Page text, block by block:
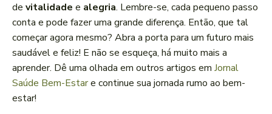
de vitalidade e alegria. Lembre-se, cada pequeno passo
conta e pode fazer uma grande diferença. Então, que tal
começar agora mesmo? Abra a porta para um futuro mais
saudável e feliz! E não se esqueça, há muito mais a
aprender. Dê uma olhada em outros artigos em Jornal
Saúde Bem-Estare continue sua jornada rumo ao bem-
estar!